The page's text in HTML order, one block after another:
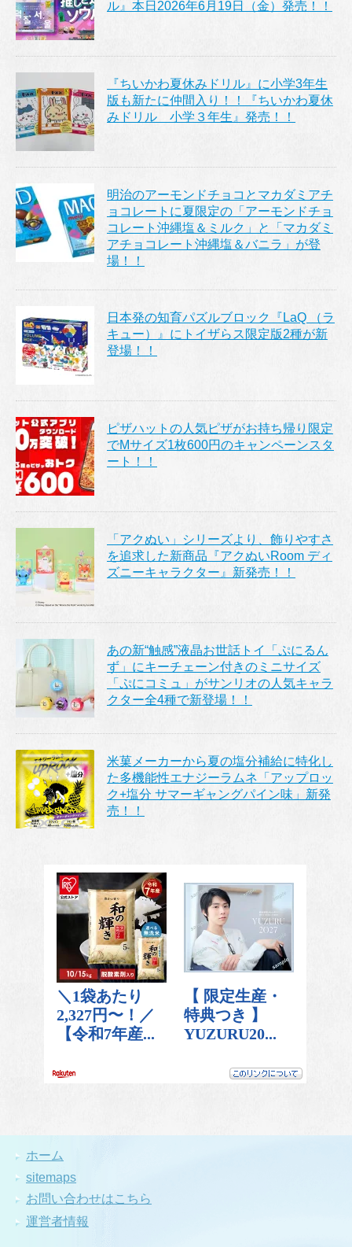
ル』本日2026年6月19日（金）発売！！
『ちいかわ夏休みドリル』に小学3年生
版も新たに仲間入り！！『ちいかわ夏休
みドリル 小学３年生』発売！！
明治のアーモンドチョコとマカダミアチ
ョコレートに夏限定の「アーモンドチョ
コレート沖縄塩＆ミルク」と「マカダミ
アチョコレート沖縄塩＆バニラ」が登
場！！
日本発の知育パズルブロック『LaQ （ラ
キュー）』にトイザらス限定版2種が新
登場！！
ピザハットの人気ピザがお持ち帰り限定
でMサイズ1枚600円のキャンペーンスタ
ート！！
「アクぬい」シリーズより、飾りやすさ
を追求した新商品『アクぬいRoom ディ
ズニーキャラクター』新発売！！
あの新“触感”液晶お世話トイ「ぷにるん
ず」にキーチェーン付きのミニサイズ
「ぷにコミュ」がサンリオの人気キャラ
クター全4種で新登場！！
米菓メーカーから夏の塩分補給に特化し
た多機能性エナジーラムネ「アップロッ
ク+塩分 サマーギャングパイン味」新発
売！！
ホーム
sitemaps
お問い合わせはこちら
運営者情報